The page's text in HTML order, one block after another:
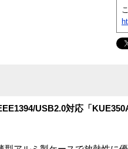
USB2.0対応「